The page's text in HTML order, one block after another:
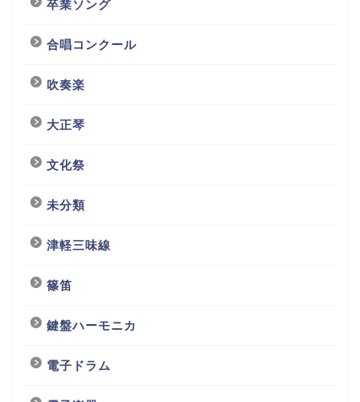
卒業ソング
合唱コンクール
吹奏楽
大正琴
文化祭
未分類
津軽三味線
篠笛
鍵盤ハーモニカ
電子ドラム